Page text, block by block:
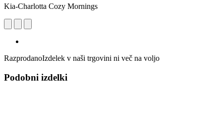
Kia-Charlotta Cozy Mornings
RazprodanoIzdelek v naši trgovini ni več na voljo
Podobni izdelki